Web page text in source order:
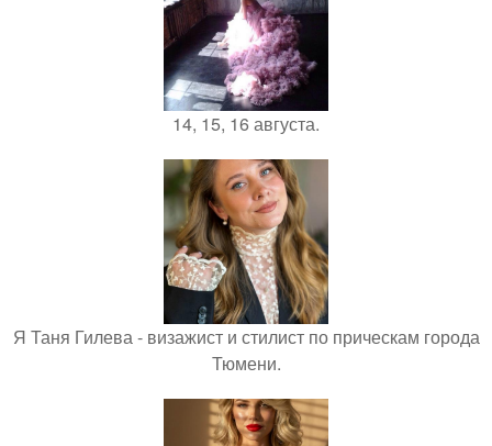
14, 15, 16 августа.
Я Таня Гилева - визажист и стилист по прическам города
Тюмени.